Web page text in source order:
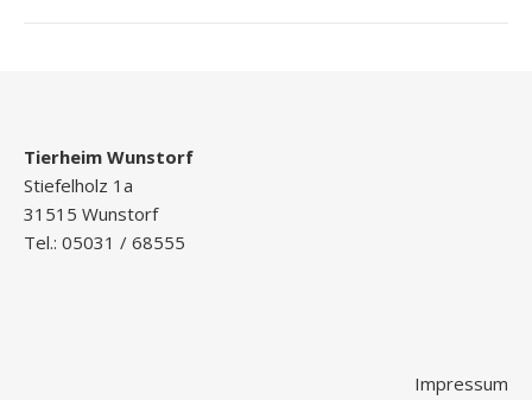
Tierheim Wunstorf
Stiefelholz 1a
31515 Wunstorf
Tel.: 05031 / 68555
Impressum